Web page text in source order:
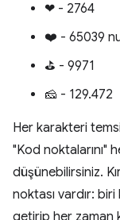
❤ - 2764
❤️ - 65039
⛳ - 9971
🧀 - 129.472
Her karakteri
"Kod noktalarını"
düşünebilirsiniz.
noktası vardır:
getirip her zaman